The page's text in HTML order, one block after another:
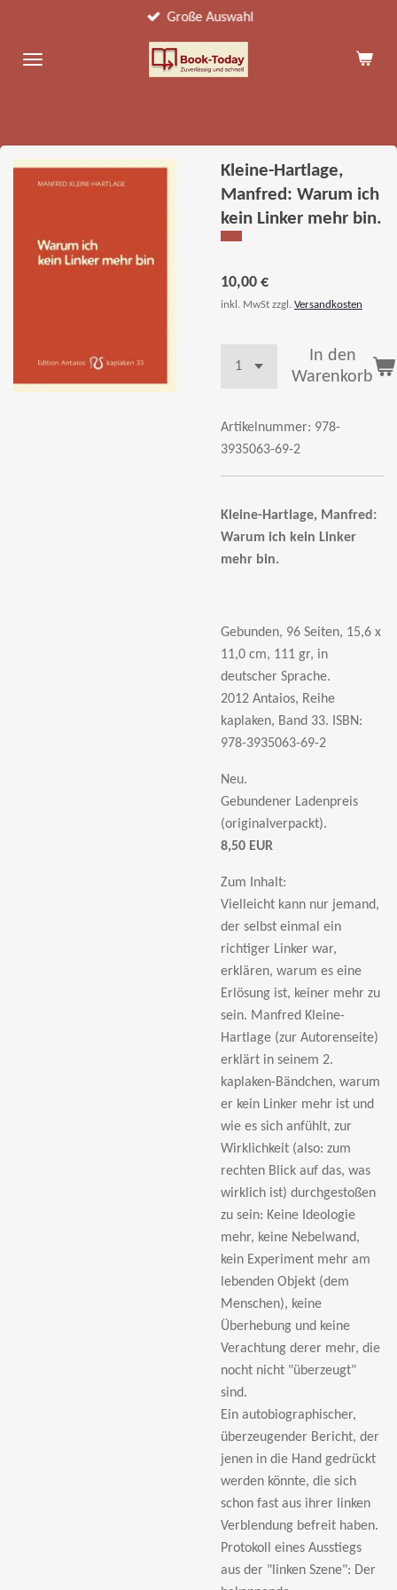
springen
Große Auswahl
Kleine-Hartlage,
Manfred: Warum ich
kein Linker mehr bin.
10,00 €
inkl. MwSt zzgl. Versandkosten
In den
Warenkorb
Artikelnummer: 978-
3935063-69-2
Kleine-Hartlage, Manfred:
Warum ich kein Linker
mehr bin.
Gebunden, 96 Seiten, 15,6 x
11,0 cm, 111 gr, in
deutscher Sprache.
2012 Antaios, Reihe
kaplaken, Band 33. ISBN:
978-3935063-69-2
Neu.
Gebundener Ladenpreis
(originalverpackt).
8,50 EUR
Zum Inhalt:
Vielleicht kann nur jemand,
der selbst einmal ein
richtiger Linker war,
erklären, warum es eine
Erlösung ist, keiner mehr zu
sein. Manfred Kleine-
Hartlage (zur Autorenseite)
erklärt in seinem 2.
kaplaken-Bändchen, warum
er kein Linker mehr ist und
wie es sich anfühlt, zur
Wirklichkeit (also: zum
rechten Blick auf das, was
wirklich ist) durchgestoßen
zu sein: Keine Ideologie
mehr, keine Nebelwand,
kein Experiment mehr am
lebenden Objekt (dem
Menschen), keine
Überhebung und keine
Verachtung derer mehr, die
nocht nicht "überzeugt"
sind.
Ein autobiographischer,
überzeugender Bericht, der
jenen in die Hand gedrückt
werden könnte, die sich
schon fast aus ihrer linken
Verblendung befreit haben.
Protokoll eines Ausstiegs
aus der "linken Szene": Der